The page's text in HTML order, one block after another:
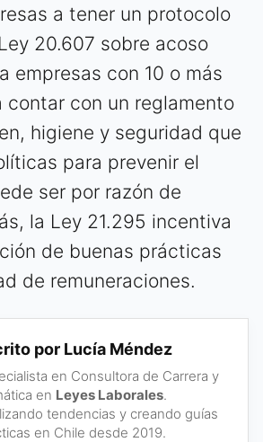
a tener un protocolo
20.607 sobre acoso
empresas con 10 o más
contar con un reglamento
higiene y seguridad que
para prevenir el
ser por razón de
la Ley 21.295 incentiva
de buenas prácticas
de remuneraciones.
por Lucía Méndez
en Consultora de Carrera y
en Leyes Laborales.
tendencias y creando guías
en Chile desde 2019.